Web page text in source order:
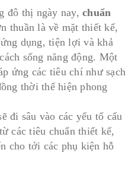
đô thị ngày nay, chuẩn
thuần là về mặt thiết kế,
dụng, tiện lợi và khả
sống năng động. Một
ứng các tiêu chí như sạch
thời thể hiện phong
đi sâu vào các yếu tố cấu
các tiêu chuẩn thiết kế,
cho tới các phụ kiện hỗ